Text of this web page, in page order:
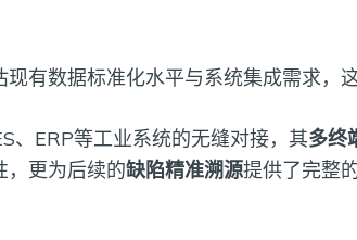
有数据标准化水平与系统集成需求，
、ERP等工业系统的无缝对接，其多终
，更为后续的缺陷精准溯源提供了完整